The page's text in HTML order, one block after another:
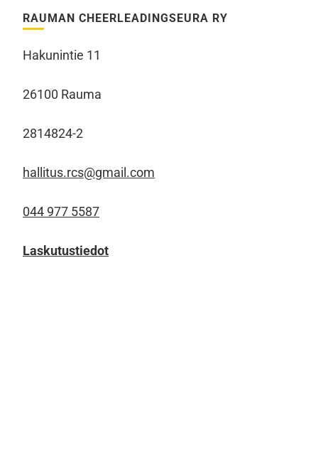
RAUMAN CHEERLEADINGSEURA RY
Hakunintie 11
26100 Rauma
2814824-2
hallitus.rcs@gmail.com
044 977 5587
Laskutustiedot